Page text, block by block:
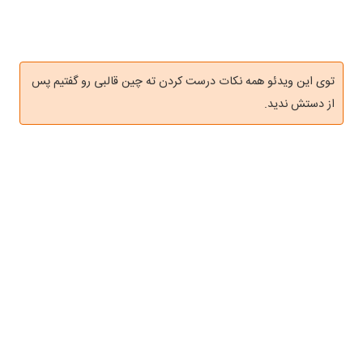
توی این ویدئو همه نکات درست کردن ته چین قالبی رو گفتیم پس
از دستش ندید.